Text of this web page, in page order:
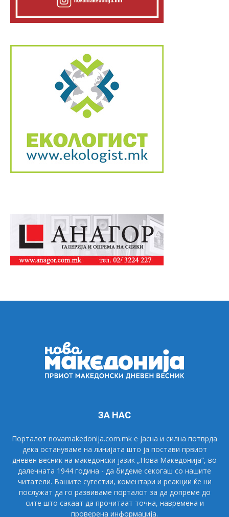
ЗА НАС
Порталот novamakedonija.com.mk е јасна и силна потврда
дека остануваме на линијата што ја постави првиот
дневен весник на македонски јазик „Нова Македонија“, во
далечната 1944 година - да бидеме секогаш со нашите
читатели. Вашите сугестии, коментари и реакции ќе ни
послужат да го развиваме порталот за да допреме до
сите што сакаат да прочитаат точна, навремена и
проверена информација.